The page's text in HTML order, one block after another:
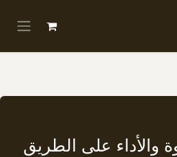
والأداء على الطريق